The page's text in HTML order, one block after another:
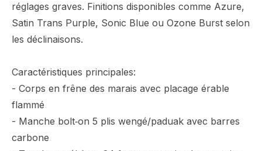
réglages graves. Finitions disponibles comme Azure,
Satin Trans Purple, Sonic Blue ou Ozone Burst selon
les déclinaisons.
Caractéristiques principales:
- Corps en frêne des marais avec placage érable
flammé
- Manche bolt‑on 5 plis wengé/paduak avec barres
carbone